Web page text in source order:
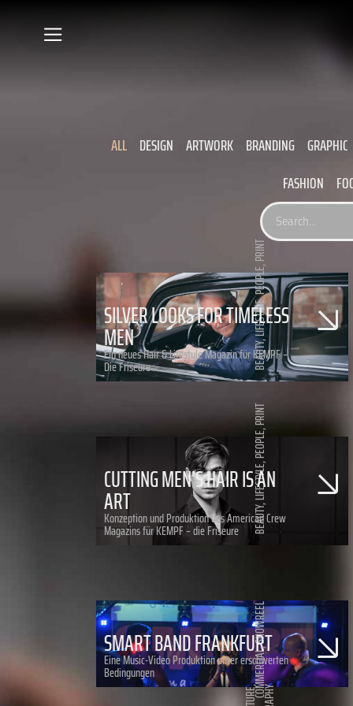
DESIGN ARTWORK BRANDING GRAPHIC
FASHION
ALL
BEAUTY
,
LIFESTYLE
,
PEOPLE
PRINT
SILVER LOOKS FOR TIMELESS
MEN
Ein neues Hair & Lifestyle Magazin für KEMPF –
Die Friseure
BEAUTY
,
LIFESTYLE
,
PEOPLE
,
PRINT
CUTTING MEN’S HAIR IS AN
ART
Konzeption und Produktion des American Crew
Magazins für KEMPF – die Friseure
COMMERCIAL
,
SHOWREEL
SMART BAND FRANKFURT
Eine Music-Video Produktion unter erschwerten
Bedingungen
,